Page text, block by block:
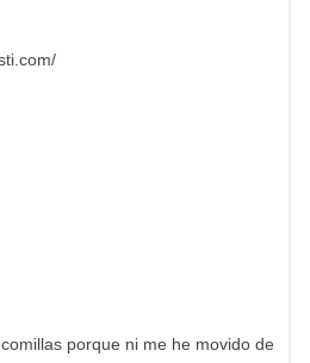
porque ni me he movido de